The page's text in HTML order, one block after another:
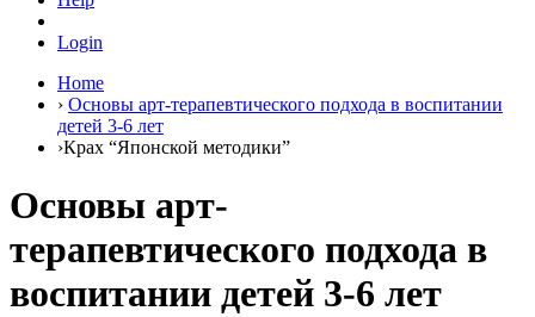
Login
Home
› Основы арт-терапевтического подхода в воспитании
детей 3-6 лет
›Крах “Японской методики”
Основы арт-
терапевтического подхода в
воспитании детей 3-6 лет